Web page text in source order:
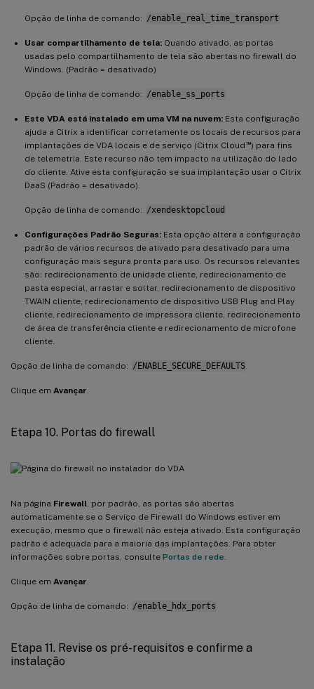
Opção de linha de comando: /enable_real_time_transport
Usar compartilhamento de tela: Quando ativado, as portas
usadas pelo compartilhamento de tela são abertas no firewall do
Windows. (Padrão = desativado)
Opção de linha de comando: /enable_ss_ports
Este VDA está instalado em uma VM na nuvem: Esta configuração
ajuda a Citrix a identificar corretamente os locais de recursos para
implantações de VDA locais e de serviço (Citrix Cloud ™) para fins
de telemetria. Este recurso não tem impacto na utilização do lado
do cliente. Ative esta configuração se sua implantação usar o Citrix
DaaS (Padrão = desativado).
Opção de linha de comando: /xendesktopcloud
Configurações Padrão Seguras: Esta opção altera a configuração
padrão de vários recursos de ativado para desativado para uma
configuração mais segura pronta para uso. Os recursos relevantes
são: redirecionamento de unidade cliente, redirecionamento de
pasta especial, arrastar e soltar, redirecionamento de dispositivo
TWAIN cliente, redirecionamento de dispositivo USB Plug and Play
cliente, redirecionamento de impressora cliente, redirecionamento
de área de transferência cliente e redirecionamento de microfone
cliente.
Opção de linha de comando: /ENABLE_SECURE_DEFAULTS
Clique em Avançar
Etapa 10. Portas do firewall
Na página Firewall , por padrão, as portas são abertas
automaticamente se o Serviço de Firewall do Windows estiver em
execução, mesmo que o firewall não esteja ativado. Esta configuração
padrão é adequada para a maioria das implantações. Para obter
informações sobre portas, consulte Portas de rede
Clique em Avançar
Opção de linha de comando: /enable_hdx_ports
Etapa 11. Revise os pré-requisitos e confirme a
instalação